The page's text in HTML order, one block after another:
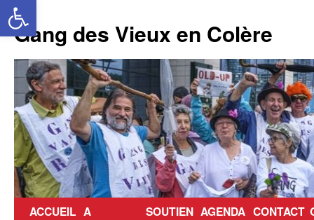
Aller
au
contenu
Gang des Vieux en Colère
ACCUEIL A
SOUTIEN AGENDA CONTACT